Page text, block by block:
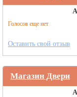
Голосов еще нет
Оставить свой отзыв
Магазин Двери